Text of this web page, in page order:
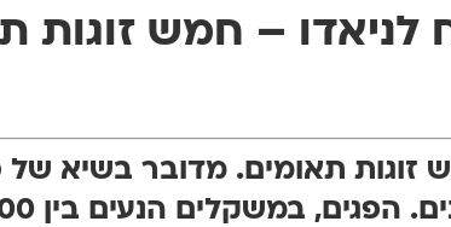
לניאדו – חמש זוגות
זוגות תאומים. מדובר בשיא של